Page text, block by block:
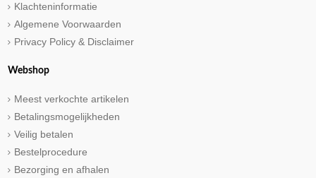
Klachteninformatie
Algemene Voorwaarden
Privacy Policy & Disclaimer
Webshop
Meest verkochte artikelen
Betalingsmogelijkheden
Veilig betalen
Bestelprocedure
Bezorging en afhalen